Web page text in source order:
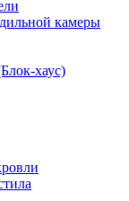
камеры
хаус)